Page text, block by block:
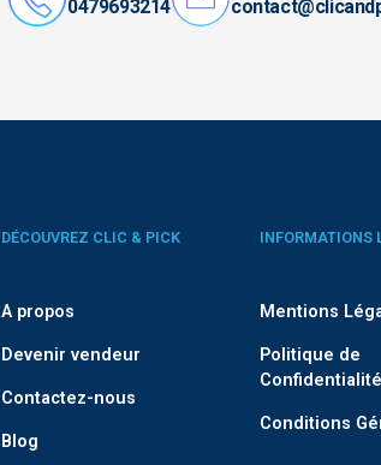
0479693214
DÉCOUVREZ CLIC & PICK
A propos
Devenir vendeur
Contactez-nous
Blog
INFORMATIONS
Mentions
Politique de
Confidentialité
Conditions